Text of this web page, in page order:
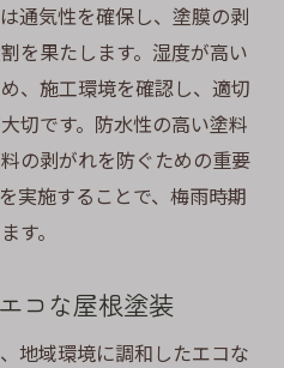
通気性を確保し、塗膜の剥
を果たします。湿度が高い
、施工環境を確認し、適切
切です。防水性の高い塗料
の剥がれを防ぐための重要
実施することで、梅雨時期
す。
コな屋根塗装
地域環境に調和したエコな